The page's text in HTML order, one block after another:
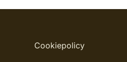
Cookiepolicy